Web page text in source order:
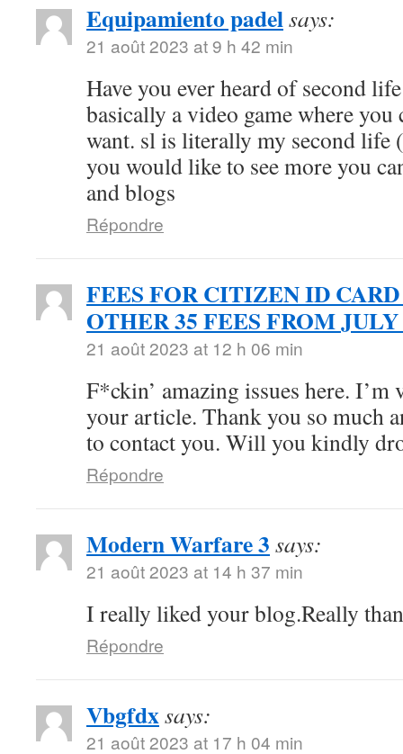
Equipamiento padelsays:
21 août 2023 at 9 h 42 min
Have you ever heard of second
basically a video game where
want. sl is literally my second
you would like to see more you
and blogs
Répondre
FEES FOR CITIZEN ID
OTHER 35 FEES FROM JULY
21 août 2023 at 12 h 06 min
F*ckin’ amazing issues here.
your article. Thank you so much
to contact you. Will you kindly
Répondre
Modern Warfare 3 says:
21 août 2023 at 14 h 37 min
I really liked your blog.Really
Répondre
Vbgfdxsays:
21 août 2023 at 17 h 04 min